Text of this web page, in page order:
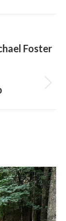
Foster